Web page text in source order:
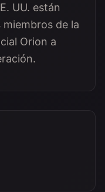
UU. están
de la
Orion a